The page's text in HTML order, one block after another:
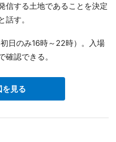
信する土地であることを決定
す。
日のみ16時～22時）。入場
認できる。
を見る